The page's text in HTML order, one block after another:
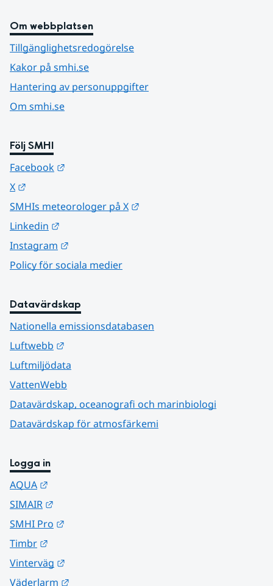
Om webbplatsen
Tillgänglighetsredogörelse
Kakor på smhi.se
Hantering av personuppgifter
Om smhi.se
Följ SMHI
Facebook
X
SMHIs meteorologer på X
Linkedin
Instagram
Policy för sociala medier
Datavärdskap
Nationella emissionsdatabasen
Luftwebb
Luftmiljödata
VattenWebb
Datavärdskap, oceanografi och marinbiologi
Datavärdskap för atmosfärkemi
Logga in
AQUA
SIMAIR
SMHI Pro
Timbr
Vinterväg
Väderlarm